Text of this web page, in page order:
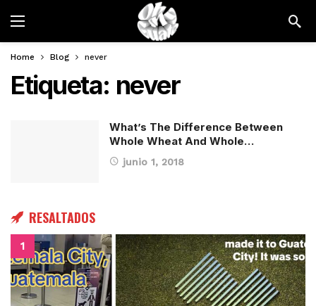
Home Blog never
Etiqueta: never
What’s The Difference Between
Whole Wheat And Whole…
junio 1, 2018
RESALTADOS